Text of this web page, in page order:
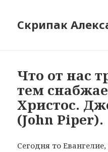
Скрипак
Что от нас
тем
Христос.
(John Piper).
Сегодня то